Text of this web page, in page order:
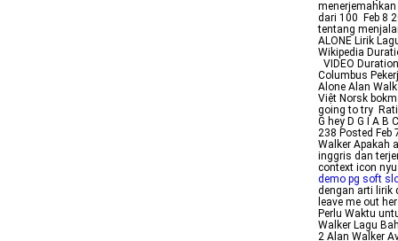
dari 100 Feb 8
tentang
ALONE Lirik
Wikipedia
VIDEO
Columbus
Alone Alan
Việt Norsk
going to try
G hey D G I A B
238 Posted Feb
Walker Apakah
inggris dan
context icon
demo pg soft
dengan arti lirik
leave me out
Perlu Waktu
Walker Lagu
2 Alan Walker